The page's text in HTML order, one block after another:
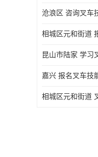
沧浪区 咨询叉车